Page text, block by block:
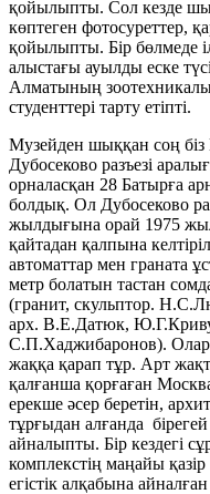
қойылыпты. Сол кезде
көптеген фотосуреттер,
қойылыпты. Бір бөлмеде
алыстағы ауылды еске
Алматының
студенттері тарту етіпті.
Музейден шыққан соң
Дубосеково разъезі
орналасқан 28 Батырға
болдық. Ол Дубосеково
жылдығына орай 1975
қайтадан қалпына
автоматтар мен граната
метр болатын тастан
(гранит, скульптор.
арх. В.Е.Датюк,
С.П.Хаджибаронов). Олар
жаққа қарап тұр. Арт
қалғанша қорғаған
ерекше әсер беретін,
тұрғыдан алғанда
айналыпты. Бір кездегі
комплекстің маңайы
егістік алқабына